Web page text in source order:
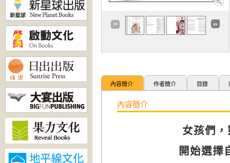
內容簡介 作者簡介 目錄
內容簡介
女孩們
開始選擇